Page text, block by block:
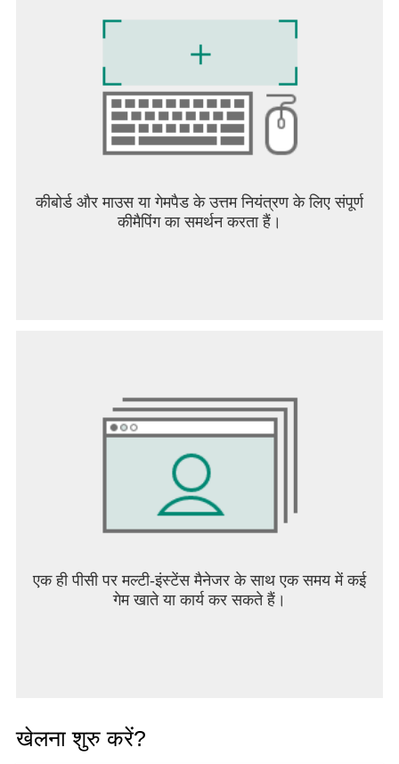
कीबोर्ड और माउस या गेमपैड के उत्तम नियंत्रण के लिए संपूर्ण
कीमैपिंग का समर्थन करता हैं।
एक ही पीसी पर मल्टी-इंस्टेंस मैनेजर के साथ एक समय में कई
गेम खाते या कार्य कर सकते हैं।
खेलना शुरु करें?